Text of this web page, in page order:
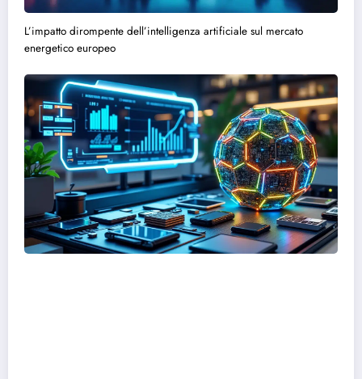
L’impatto dirompente dell’intelligenza artificiale sul mercato
energetico europeo